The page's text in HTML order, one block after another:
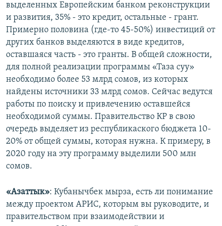
выделенных Европейским банком реконструкции
и развития, 35% - это кредит, остальные - грант.
Примерно половина (где-то 45-50%) инвестиций от
других банков выделяются в виде кредитов,
оставшаяся часть - это гранты. В общей сложности,
для полной реализации программы «Таза суу»
необходимо более 53 млрд сомов, из которых
найдены источники 33 млрд сомов. Сейчас ведутся
работы по поиску и привлечению оставшейся
необходимой суммы. Правительство КР в свою
очередь выделяет из республикаского бюджета 10-
20% от общей суммы, которая нужна. К примеру, в
2020 году на эту программу выделили 500 млн
сомов.
«Азаттык»: Кубанычбек мырза, есть ли понимание
между проектом АРИС, которым вы руководите, и
правительством при взаимодействии и